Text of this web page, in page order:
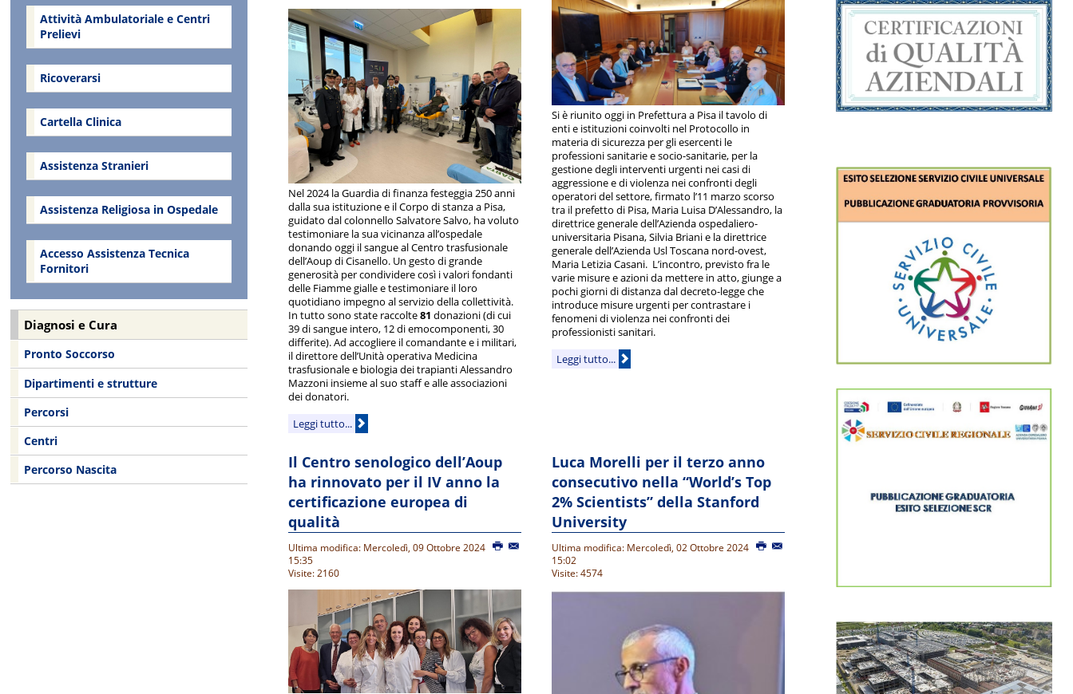
Nel 2024 la Guardia di finanza festeggia 250 anni
dalla sua istituzione e il Corpo di stanza a Pisa,
guidato dal colonnello Salvatore Salvo, ha voluto
testimoniare la sua vicinanza all’ospedale
donando oggi il sangue al Centro trasfusionale
dell’Aoup di Cisanello. Un gesto di grande
generosità per condividere così i valori fondanti
delle Fiamme gialle e testimoniare il loro
quotidiano impegno al servizio della collettività.
In tutto sono state raccolte81 donazioni (di cui
39 di sangue intero, 12 di emocomponenti, 30
differite). Ad accogliere il comandante e i militari,
il direttore dell’Unità operativa Medicina
trasfusionale e biologia dei trapianti Alessandro
Mazzoni insieme al suo staff e alle associazioni
dei donatori.
Leggi tutto...
Si è riunito oggi in Prefettura a Pisa il tavolo di
enti e istituzioni coinvolti nel Protocollo in
materia di sicurezza per gli esercenti le
professioni sanitarie e socio-sanitarie, per la
gestione degli interventi urgenti nei casi di
aggressione e di violenza nei confronti degli
operatori del settore, firmato l’11 marzo scorso
tra il prefetto di Pisa, Maria Luisa D’Alessandro, la
direttrice generale dell’Azienda ospedaliero-
universitaria Pisana, Silvia Briani e la direttrice
generale dell’Azienda Usl Toscana nord-ovest,
Maria Letizia Casani. L’incontro, previsto fra le
varie misure e azioni da mettere in atto, giunge a
pochi giorni di distanza dal decreto-legge che
introduce misure urgenti per contrastare i
fenomeni di violenza nei confronti dei
professionisti sanitari.
Leggi tutto...
Il Centro senologico dell’Aoup
ha rinnovato per il IV anno la
certificazione europea di
qualità
Ultima modifica: Mercoledì, 09 Ottobre 2024
15:35
Visite: 2160
Luca Morelli per il terzo anno
consecutivo nella “World’s Top
2% Scientists” della Stanford
University
Ultima modifica: Mercoledì, 02 Ottobre 2024
15:02
Visite: 4574
Attività Ambulatoriale e Centri
Prelievi
Ricoverarsi
Cartella Clinica
Assistenza Stranieri
Assistenza Religiosa in Ospedale
Accesso Assistenza Tecnica
Fornitori
Diagnosi e Cura
Pronto Soccorso
Dipartimenti e strutture
Percorsi
Centri
Percorso Nascita